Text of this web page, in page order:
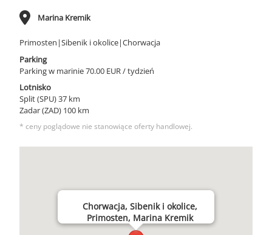
Marina Kremik
Primosten|Sibenik i okolice|Chorwacja
Parking
Parking w marinie 70.00 EUR / tydzień
Lotnisko
Split (SPU) 37 km
Zadar (ZAD) 100 km
* ceny poglądowe nie stanowiące oferty handlowej.
Chorwacja, Sibenik i okolice,
Primosten, Marina Kremik